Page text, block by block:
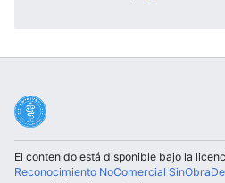
El contenido está disponible bajo la
Reconocimiento NoComercial